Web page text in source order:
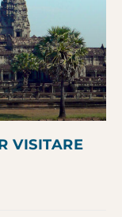
VISITARE